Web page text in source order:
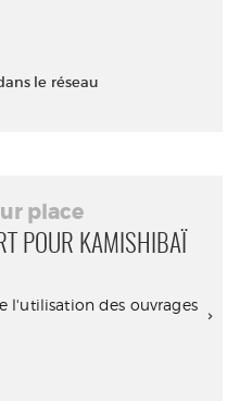
le réseau
place
POUR KAMISHIBAÏ
l'utilisation des ouvrages